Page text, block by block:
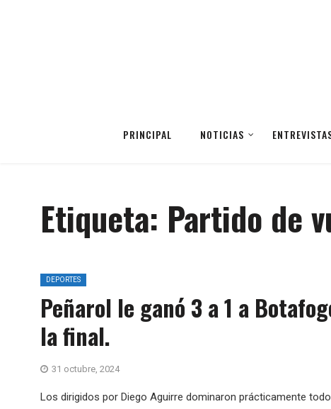
PRINCIPAL NOTICIAS
Etiqueta: Partido de
DEPORTES
Peñarol le ganó 3 a 1 a
la final.
31 octubre, 2024
Los dirigidos por Diego Aguirre dominaron prácticamente